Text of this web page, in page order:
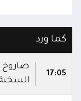
كما ورد
17:05
صاروخ